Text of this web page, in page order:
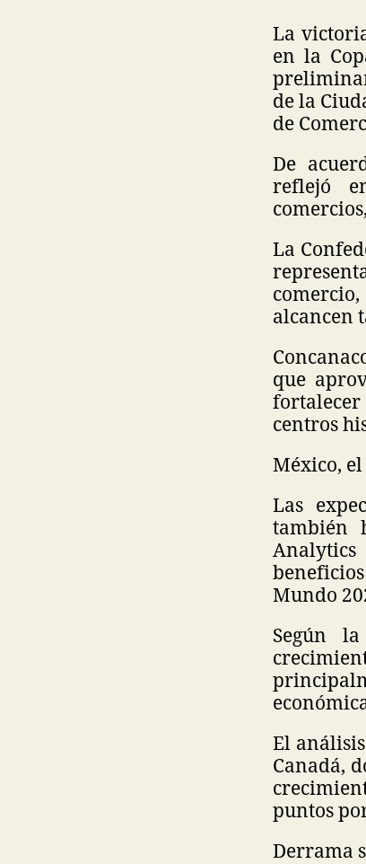
La
en la
de la
de
De
reflejó
La
alcancen
que
fortalecer
centros
México,
Las
también
Mundo
Según
El
Canadá,
puntos
Derrama